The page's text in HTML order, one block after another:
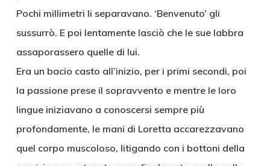
Pochi millimetri li separavano. ‘Benvenuto’ gli
sussurrò. E poi lentamente lasciò che le sue labbra
assaporassero quelle di lui.
Era un bacio casto all’inizio, per i primi secondi, poi
la passione prese il sopravvento e mentre le loro
lingue iniziavano a conoscersi sempre più
profondamente, le mani di Loretta accarezzavano
quel corpo muscoloso, litigando con i bottoni della